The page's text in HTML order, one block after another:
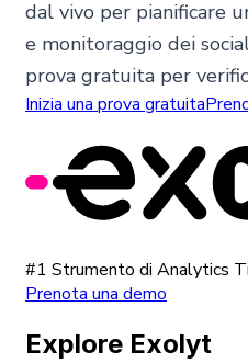
dal vivo per pianificare
e monitoraggio dei
prova gratuita per
Inizia una prova gratuita
#1 Strumento di Analytics
Prenota una demo
Explore Exolyt